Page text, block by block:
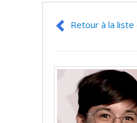
Retour à la